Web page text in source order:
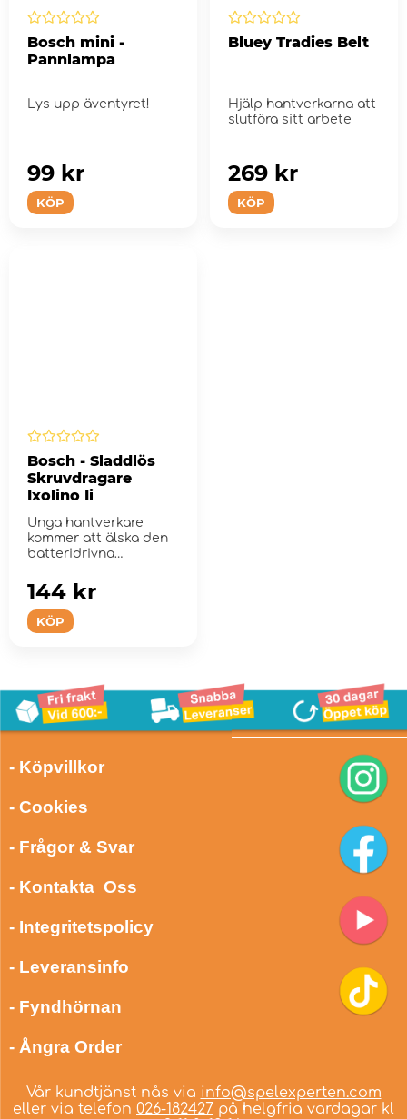
Bosch mini -
Pannlampa
Lys upp äventyret!
KÖP
99 kr
Bluey Tradies Belt
Hjälp hantverkarna att
slutföra sitt arbete
KÖP
269 kr
Bosch - Sladdlös
Skruvdragare
Ixolino Ii
Unga hantverkare
kommer att älska den
batteridrivna
skruv...
KÖP
144 kr
- Köpvillkor
- Cookies
- Frågor & Svar
- Kontakta Oss
- Integritetspolicy
- Leveransinfo
- Fyndhörnan
- Ångra Order
Vår kundtjänst nås via info@spelexperten.com
eller via telefon 026-182427 på helgfria vardagar kl